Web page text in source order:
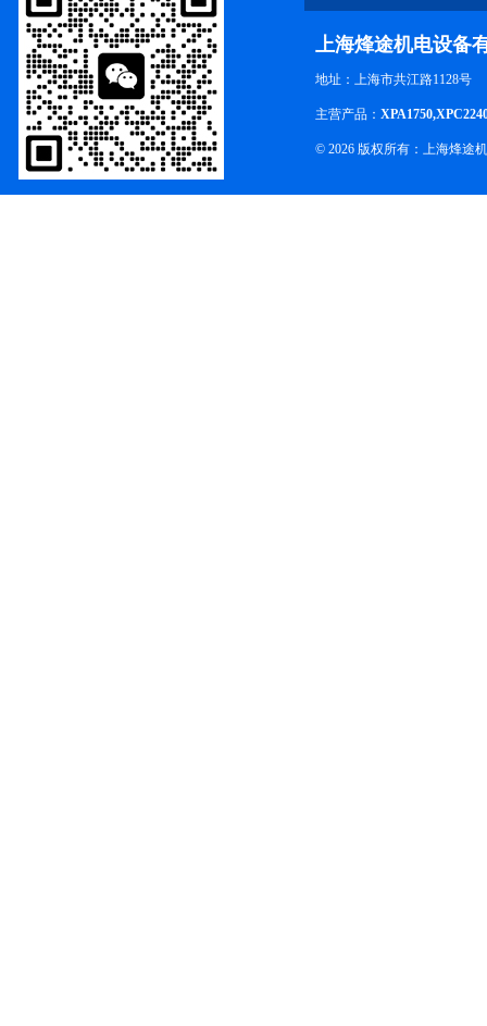
上海烽途机电设备
地址：上海市共江路1128号
主营产品：
© 2026 版权所有：上海烽途